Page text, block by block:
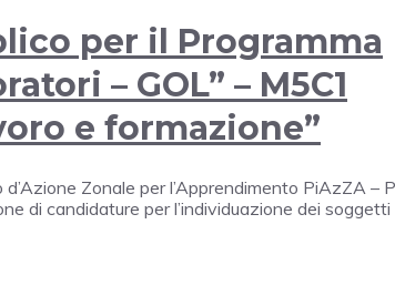
per il Programma
– GOL” – M5C1
e formazione”
Zonale per l’Apprendimento PiAzZA –
di candidature per l’individuazione dei soggetti